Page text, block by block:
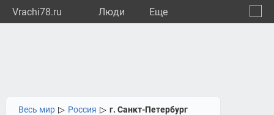
Vrachi78.ru Люди Eще
Весь мир ▷ Россия ▷ г. Санкт-Петербург